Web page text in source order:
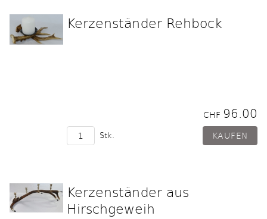
Kerzenständer Rehbock
CHF 96.00
Stk.
Kerzenständer aus
Hirschgeweih